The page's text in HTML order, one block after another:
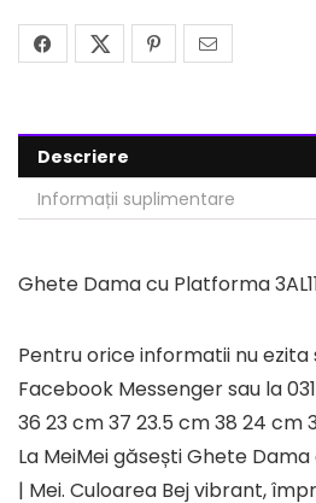
Descriere
Informații suplimentare
Ghete Dama cu Platforma
Pentru orice informatii nu
Facebook Messenger sau la
36 23 cm 37 23.5 cm 38 24 cm
La MeiMei găsești Ghete Dama
| Mei. Culoarea Bej vibrant,